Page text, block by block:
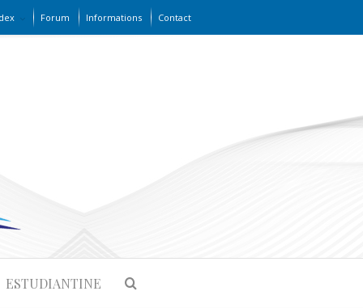
Forum Informations Contact
ESTUDIANTINE